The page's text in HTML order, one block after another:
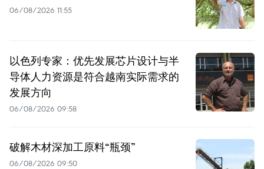
06/08/2026 11:55
以色列专家：优先发展芯片设计与半
导体人力资源是符合越南实际需求的
发展方向
06/08/2026 09:58
破解木材深加工原料“瓶颈”
06/08/2026 09:50